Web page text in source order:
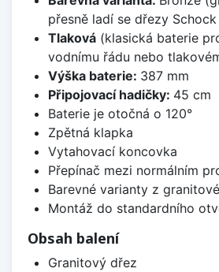
přesně ladí se dřezy
Tlaková(klasická baterie
vodnímu řádu nebo
Výška baterie: 387 mm
Připojovací hadičky: 45 cm
Baterie je otočná o 120°
Zpětná klapka
Vytahovací koncovka
Přepínač mezi normálním
Barevné varianty z
Montáž do standardního
Obsah balení
Granitový dřez